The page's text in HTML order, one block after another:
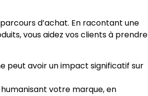
d’achat. En racontant une
vous aidez vos clients à prendre
peut avoir un impact significatif sur
votre marque, en